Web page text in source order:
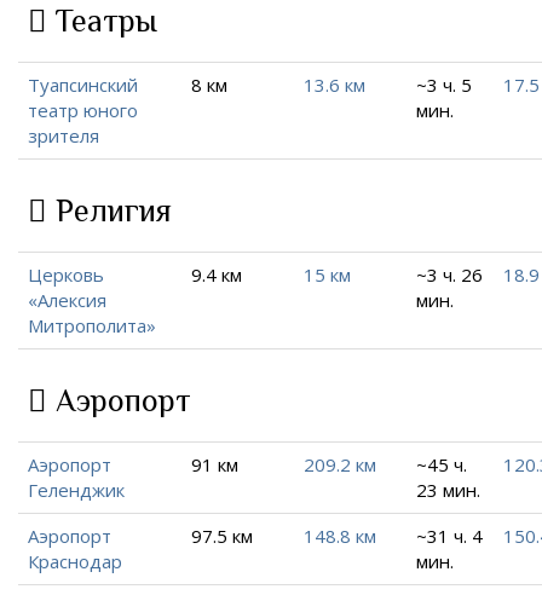
Театры
Туапсинский
театр юного
зрителя
8 км 13.6 км
~3 ч. 5
мин.
Религия
Церковь
«Алексия
Митрополита»
9.4 км 15 км
~3 ч. 26
мин.
Аэропорт
Аэропорт
Геленджик
91 км 209.2 км
~45 ч.
23 мин.
Аэропорт
Краснодар
97.5 км 148.8 км
~31 ч. 4
мин.